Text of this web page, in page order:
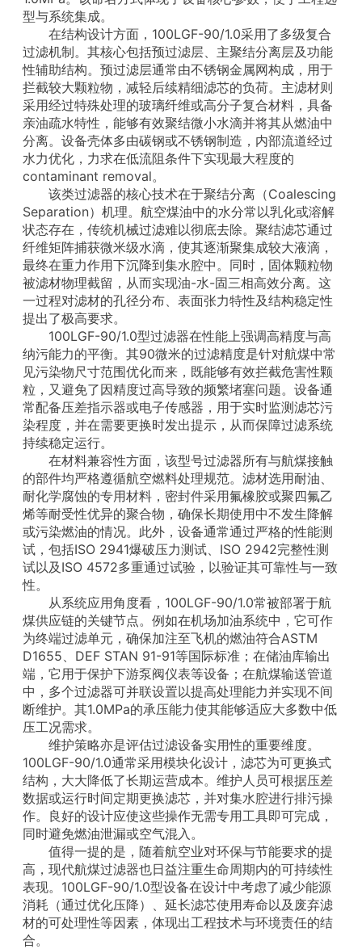
型与系统集成。
在结构设计方面，100LGF-90/1.0采用了多级复合
过滤机制。其核心包括预过滤层、主聚结分离层及功能
性辅助结构。预过滤层通常由不锈钢金属网构成，用于
拦截较大颗粒物，减轻后续精细滤芯的负荷。主滤材则
采用经过特殊处理的玻璃纤维或高分子复合材料，具备
亲油疏水特性，能够有效聚结微小水滴并将其从燃油中
分离。设备壳体多由碳钢或不锈钢制造，内部流道经过
水力优化，力求在低流阻条件下实现最大程度的
contaminant removal。
该类过滤器的核心技术在于聚结分离（Coalescing
Separation）机理。航空煤油中的水分常以乳化或溶解
状态存在，传统机械过滤难以彻底去除。聚结滤芯通过
纤维矩阵捕获微米级水滴，使其逐渐聚集成较大液滴，
最终在重力作用下沉降到集水腔中。同时，固体颗粒物
被滤材物理截留，从而实现油-水-固三相高效分离。这
一过程对滤材的孔径分布、表面张力特性及结构稳定性
提出了极高要求。
100LGF-90/1.0型过滤器在性能上强调高精度与高
纳污能力的平衡。其90微米的过滤精度是针对航煤中常
见污染物尺寸范围优化而来，既能够有效拦截危害性颗
粒，又避免了因精度过高导致的频繁堵塞问题。设备通
常配备压差指示器或电子传感器，用于实时监测滤芯污
染程度，并在需要更换时发出提示，从而保障过滤系统
持续稳定运行。
在材料兼容性方面，该型号过滤器所有与航煤接触
的部件均严格遵循航空燃料处理规范。滤材选用耐油、
耐化学腐蚀的专用材料，密封件采用氟橡胶或聚四氟乙
烯等耐受性优异的聚合物，确保长期使用中不发生降解
或污染燃油的情况。此外，设备通常通过严格的性能测
试，包括ISO 2941爆破压力测试、ISO 2942完整性测
试以及ISO 4572多重通过试验，以验证其可靠性与一致
性。
从系统应用角度看，100LGF-90/1.0常被部署于航
煤供应链的关键节点。例如在机场加油系统中，它可作
为终端过滤单元，确保加注至飞机的燃油符合ASTM
D1655、DEF STAN 91-91等国际标准；在储油库输出
端，它用于保护下游泵阀仪表等设备；在航煤输送管道
中，多个过滤器可并联设置以提高处理能力并实现不间
断维护。其1.0MPa的承压能力使其能够适应大多数中低
压工况需求。
维护策略亦是评估过滤设备实用性的重要维度。
100LGF-90/1.0通常采用模块化设计，滤芯为可更换式
结构，大大降低了长期运营成本。维护人员可根据压差
数据或运行时间定期更换滤芯，并对集水腔进行排污操
作。良好的设计应使这些操作无需专用工具即可完成，
同时避免燃油泄漏或空气混入。
值得一提的是，随着航空业对环保与节能要求的提
高，现代航煤过滤器也日益注重生命周期内的可持续性
表现。100LGF-90/1.0型设备在设计中考虑了减少能源
消耗（通过优化压降）、延长滤芯使用寿命以及废弃滤
材的可处理性等因素，体现出工程技术与环境责任的结
合。